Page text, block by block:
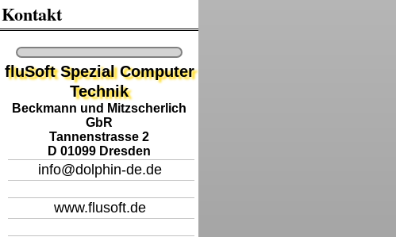
Kontakt
fluSoft Spezial Computer
Technik
Beckmann und Mitzscherlich
GbR
Tannenstrasse 2
D 01099 Dresden
info@dolphin-de.de
www.flusoft.de